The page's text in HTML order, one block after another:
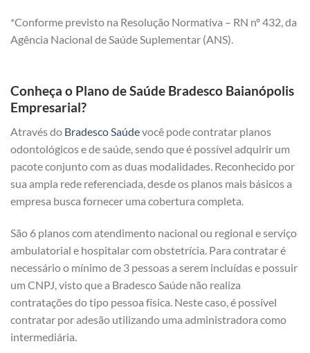
*Conforme previsto na Resolução Normativa – RN nº 432, da
Agência Nacional de Saúde Suplementar (ANS).
Conheça o Plano de Saúde Bradesco Baianópolis
Empresarial?
Através do Bradesco Saúdevocê pode contratar planos
odontológicos e de saúde, sendo que é possível adquirir um
pacote conjunto com as duas modalidades. Reconhecido por
sua ampla rede referenciada, desde os planos mais básicos a
empresa busca fornecer uma cobertura completa.
São 6 planos com atendimento nacional ou regional e serviço
ambulatorial e hospitalar com obstetrícia. Para contratar é
necessário o mínimo de 3 pessoas a serem incluídas e possuir
um CNPJ, visto que a Bradesco Saúde não realiza
contratações do tipo pessoa física. Neste caso, é possível
contratar por adesão utilizando uma administradora como
intermediária.